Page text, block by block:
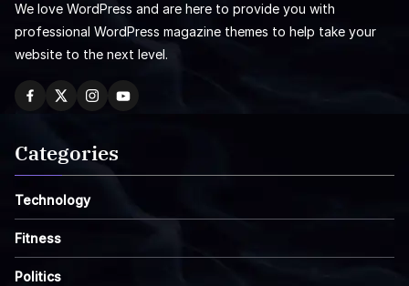
We love WordPress and are here to provide you with
professional WordPress magazine themes to help take your
website to the next level.
Categories
Technology
Fitness
Politics